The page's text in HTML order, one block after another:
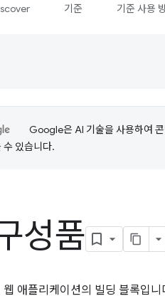
기준 기준 사용
Google은 AI 기술을 사용하여
수 있습니다.
성품
애플리케이션의 빌딩 블록입